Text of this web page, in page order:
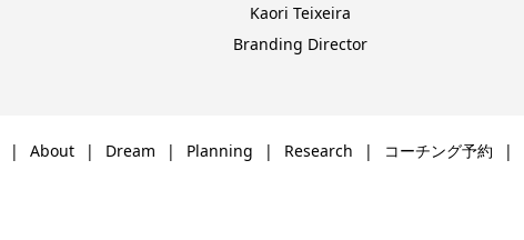
Kaori Teixeira
Branding Director
About Dream Planning Research コーチング予約